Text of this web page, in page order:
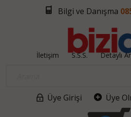
Bilgi ve Danışma
İletişim S.S.S. Detaylı
Üye Girişi Üye